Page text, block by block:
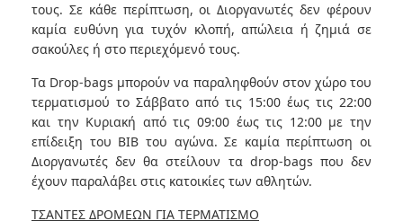
τους. Σε κάθε περίπτωση, οι Διοργανωτές δεν φέρουν
καμία ευθύνη για τυχόν κλοπή, απώλεια ή ζημιά σε
σακούλες ή στο περιεχόμενό τους.
Τα Drop-bags μπορούν να παραληφθούν στον χώρο του
τερματισμού το Σάββατο από τις 15:00 έως τις 22:00
και την Κυριακή από τις 09:00 έως τις 12:00 με την
επίδειξη του BIB του αγώνα. Σε καμία περίπτωση οι
Διοργανωτές δεν θα στείλουν τα drop-bags που δεν
έχουν παραλάβει στις κατοικίες των αθλητών.
ΤΣΑΝΤΕΣ ΔΡΟΜΕΩΝ ΓΙΑ ΤΕΡΜΑΤΙΣΜΟ